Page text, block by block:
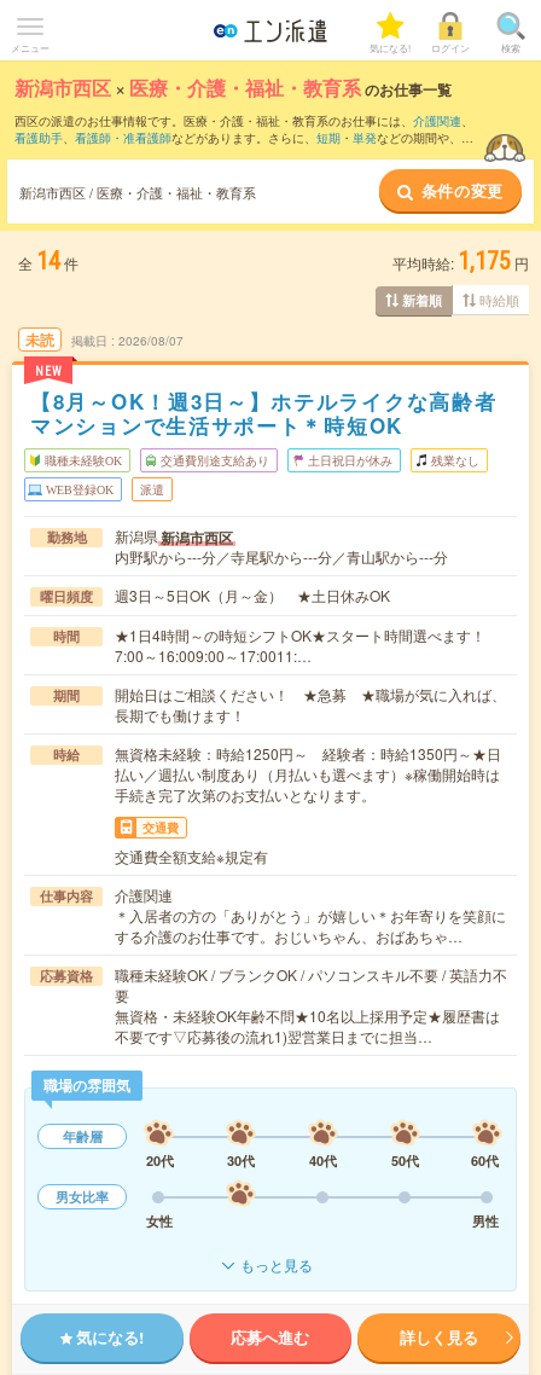
メニュー 気になる! ログイン 検索
新潟市西区 × 医療・介護・福祉・教育系のお仕事一覧
西区の派遣のお仕事情報です。医療・介護・福祉・教育系のお仕事には、 介護関連、
看護助手、 看護師・准看護師などがあります。さらに、 短期 ・ 単発などの期間や、 職
新潟市西区 / 医療・介護・福祉・教育系 条件の変更
全 14件 平均時給: 1,175 円
新着順 時給順
未読
NEW
掲載日 2026/08/07
【8月～OK！週3日～】ホテルライクな高齢者
マンションで生活サポート＊時短OK
職種未経験OK 交通費別途支給あり 土日祝日が休み 残業なし
WEB登録OK 派遣
勤務地 新潟県新潟市西区
内野駅から---分／寺尾駅から---分／青山駅から---分
曜日頻度 週3日～5日OK（月～金） ★土日休みOK
時間
★1日4時間～の時短シフトOK★スタート時間選べます！
7:00～16:009:00～17:0011:…
期間
開始日はご相談ください！ ★急募 ★職場が気に入れば、
長期でも働けます！
時給
無資格未経験：時給1250円～ 経験者：時給1350円～★日
払い／週払い制度あり（月払いも選べます）※稼働開始時は
手続き完了次第のお支払いとなります。
交通費
交通費全額支給※規定有
仕事内容
介護関連
＊入居者の方の「ありがとう」が嬉しい＊お年寄りを笑顔に
する介護のお仕事です。おじいちゃん、おばあちゃ…
応募資格
職種未経験OK / ブランクOK / パソコンスキル不要 / 英語力不
要
無資格・未経験OK年齢不問★10名以上採用予定★履歴書は
不要です▽応募後の流れ1)翌営業日までに担当…
職場の雰囲気
年齢層
20代
30代 40代 50代
60代
男女比率
女性
男性
もっと見る
気になる! 応募へ進む 詳しく見る